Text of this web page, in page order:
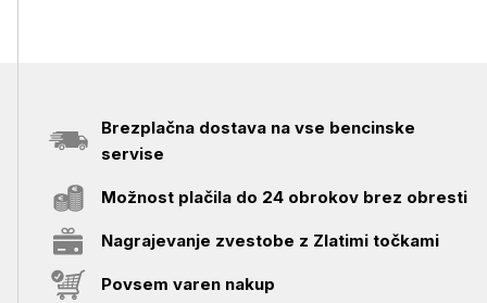
Brezplačna dostava na vse bencinske
servise
Možnost plačila do 24 obrokov brez obresti
Nagrajevanje zvestobe z Zlatimi točkami
Povsem varen nakup